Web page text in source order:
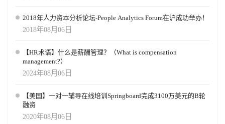
2018年人力资本分析论坛-People Analytics Forum在沪成功举办！
2018年08月06日
【HR术语】什么是薪酬管理？（What is compensation
management?）
2024年08月06日
【美国】一对一辅导在线培训Springboard完成3100万美元的B轮
融资
2020年08月06日